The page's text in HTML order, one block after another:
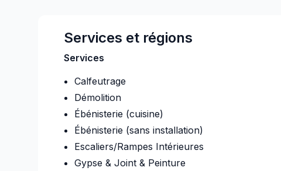
Services et régions
Services
Calfeutrage
Démolition
Ébénisterie (cuisine)
Ébénisterie (sans installation)
Escaliers/Rampes Intérieures
Gypse & Joint & Peinture